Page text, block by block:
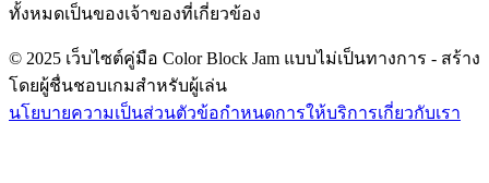
ทั้งหมดเป็นของเจ้าของที่เกี่ยวข้อง
© 2025 เว็บไซต์คู่มือ Color Block Jam แบบไม่เป็นทางการ - สร้าง
โดยผู้ชื่นชอบเกมสำหรับผู้เล่น
นโยบายความเป็นส่วนตัวข้อกำหนดการให้บริการเกี่ยวกับเรา